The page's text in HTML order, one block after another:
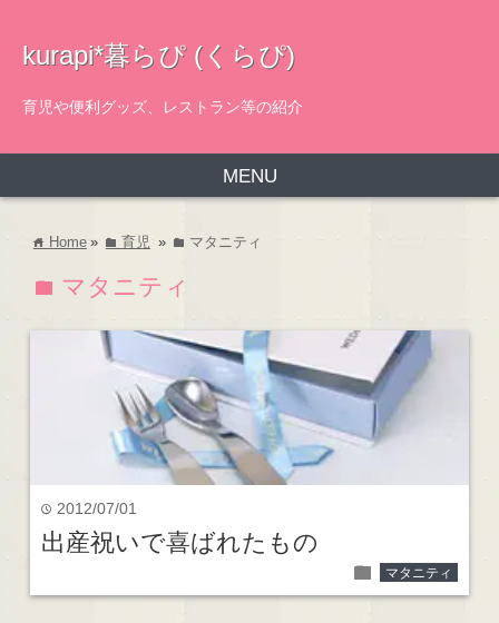
kurapi*暮らぴ (くらぴ)
育児や便利グッズ、レストラン等の紹介
MENU
home Home » folder 育児 » folder マタニティ
folder マタニティ
time 2012/07/01
出産祝いで喜ばれたもの
folder マタニティ